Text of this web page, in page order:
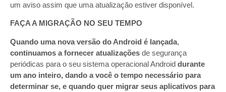
um aviso assim que uma atualização estiver disponível.
FAÇA A MIGRAÇÃO NO SEU TEMPO
Quando uma nova versão do Android é lançada,
continuamos a fornecer atualizações de segurança
periódicas para o seu sistema operacional Android durante
um ano inteiro, dando a você o tempo necessário para
determinar se, e quando quer migrar seus aplicativos para